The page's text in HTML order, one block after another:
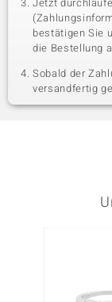
bestätigen Sie
die Bestellung
Sobald der
versandfertig